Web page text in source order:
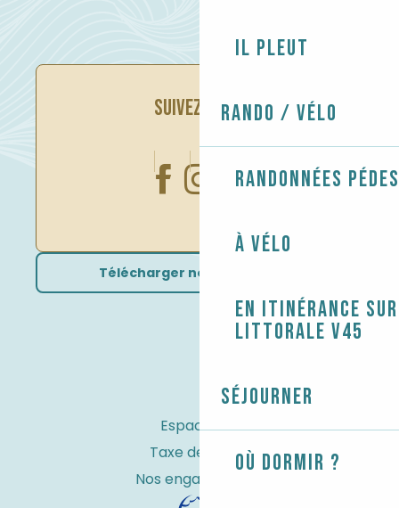
Il pleut
Rando / Vélo
Randonnées
À vélo
En itinérance
littorale V45
Séjourner
Où dormir ?
SUIVEZ-NOUS
Télécharger nos brochures
Espace Pro
Taxe de séjour
Nos engagements